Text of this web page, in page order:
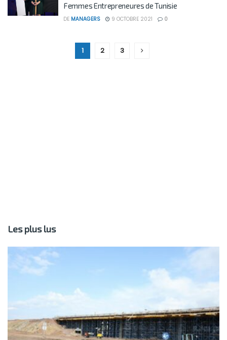
Femmes Entrepreneures de Tunisie
DE MANAGERS 9 OCTOBRE 2021 0
1 2 3
Les plus lus